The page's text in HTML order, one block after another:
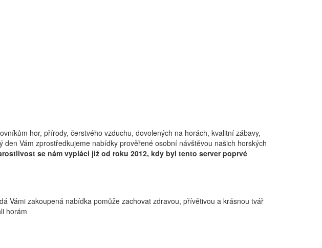
hor, přírody, čerstvého vzduchu, dovolených na horách, kvalitní zábavy,
Vám zprostředkujeme nabídky prověřené osobní návštěvou našich horských
se nám vypláci již od roku 2012, kdy byl tento server poprvé
Vámi zakoupená nabídka pomůže zachovat zdravou, přívětivou a krásnou tvář
horám